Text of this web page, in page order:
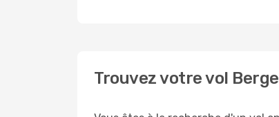
Trouvez votre vol